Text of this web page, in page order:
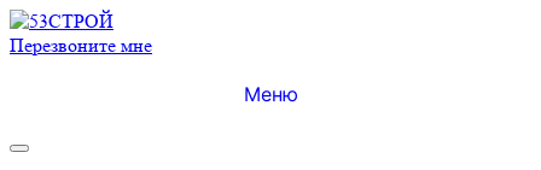
Перезвоните мне
Меню